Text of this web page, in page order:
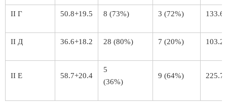
II Г 50.8+19.5 8 (73%) 3 (72%)
II Д 36.6+18.2 28 (80%) 7 (20%)
II Е 58.7+20.4
5
(36%)
9 (64%)